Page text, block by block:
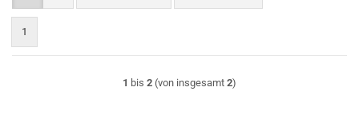
1
1 bis 2 (von insgesamt 2)